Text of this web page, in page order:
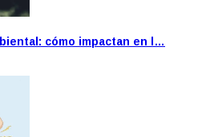
cómo impactan en l…